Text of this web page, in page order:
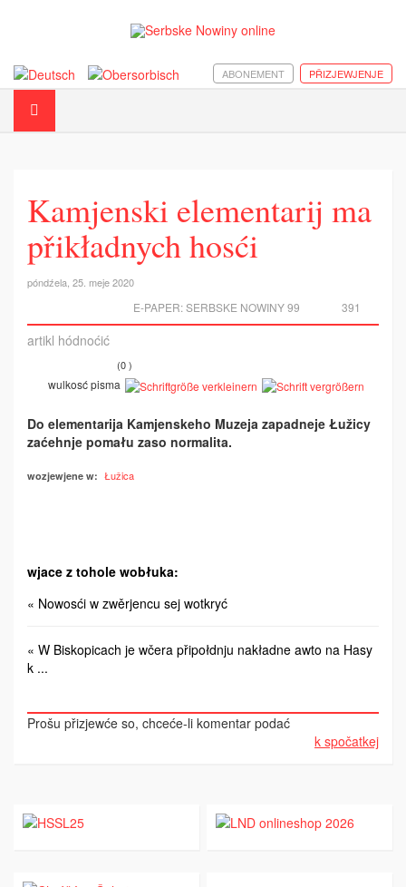
PŘIZJEWJENJE
ABONEMENT
Kamjenski elementarij ma
přikładnych hosći
póndźela, 25. meje 2020
391
E-PAPER:SERBSKE NOWINY 99
artikl hódnoćić
(0 )
wulkosć pisma
Do elementarija Kamjenskeho Muzeja zapadneje Łužicy
zaćehnje pomału zaso normalita.
wozjewjene w: Łužica
wjace z tohole wobłuka:
« Nowosći w zwěrjencu sej wotkryć
« W Biskopicach je wčera připołdnju nakładne awto na Hasy
k ...
Prošu přizjewće so, chceće-li komentar podać
k spočatkej